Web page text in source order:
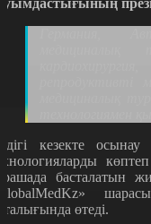
кезекте
басталатын
өтеді.